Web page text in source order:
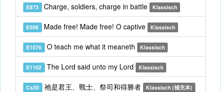
E873 Charge, soldiers, charge in battle Klassisch
E508 Made free! Made free! O captive Klassisch
E1076 O teach me what it meaneth Klassisch
E1102 The Lord said unto my Lord Klassisch
Cs30 祂是君王、戰士、祭司和得勝者 Klassisch (補充本)